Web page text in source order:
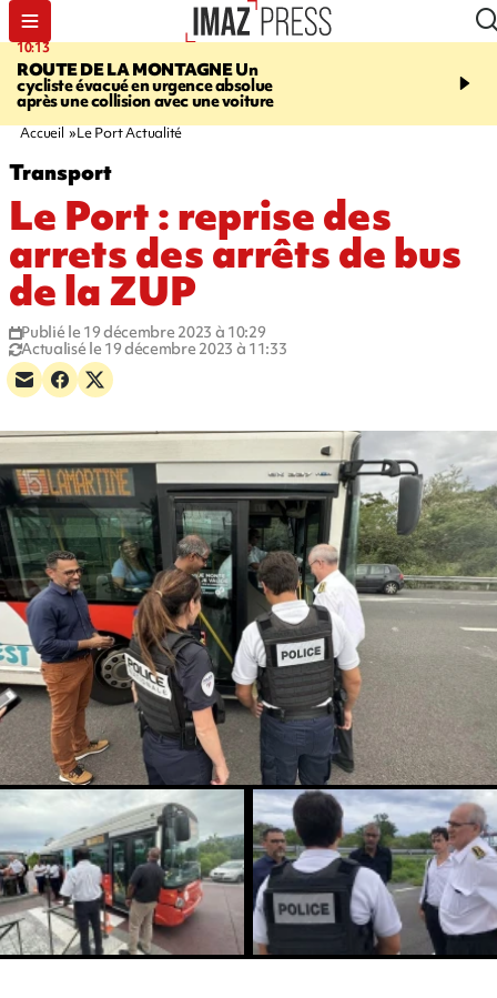
10:13
ROUTE DE LA MONTAGNEUn
cycliste évacué en urgence absolue
après une collision avec une voiture
12:23
peuvent éclater et
Accueil Le Port Actualité
Transport
Le Port : reprise des
arrets des arrêts de bus
de la ZUP
Publié le 19 décembre 2023 à 10:29
Actualisé le 19 décembre 2023 à 11:33